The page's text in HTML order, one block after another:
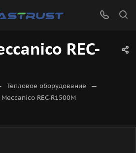
REC-
Тепловое оборудование —
Meccanico REC-R1500M